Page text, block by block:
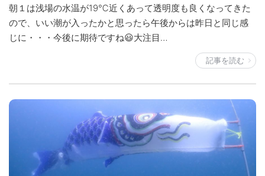
朝１は浅場の水温が19℃近くあって透明度も良くなってきた
ので、いい潮が入ったかと思ったら午後からは昨日と同じ感
じに・・・今後に期待ですね😃大注目…
記事を読む